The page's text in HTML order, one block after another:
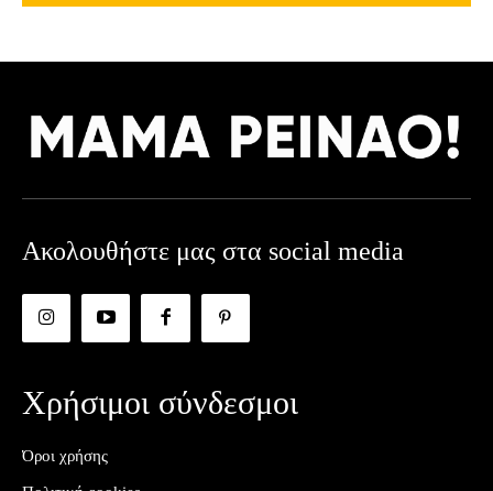
Ακολουθήστε μας στα social media
Χρήσιμοι σύνδεσμοι
Όροι χρήσης